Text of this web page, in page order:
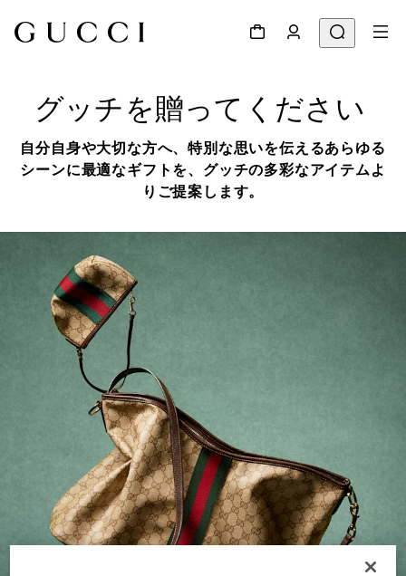
グッチを贈ってください
自分自身や大切な方へ、特別な思いを伝えるあらゆる
シーンに最適なギフトを、グッチの多彩なアイテムよ
りご提案します。